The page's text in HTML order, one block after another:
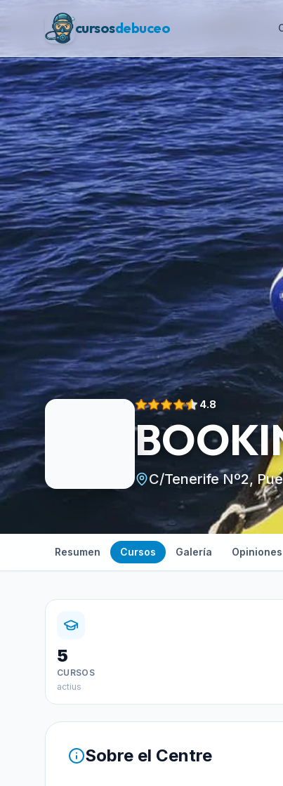
cursosdebuceo
4.8
C/Tenerife Nº2,
Resumen Cursos Galería Opiniones
5
CURSOS
actius
Sobre el Centre